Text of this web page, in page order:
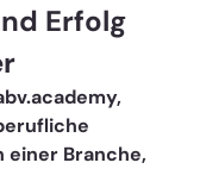
Erfolg
einer Branche,